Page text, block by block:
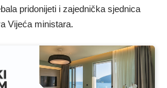
pridonijeti i zajednička sjednica
Vijeća ministara.